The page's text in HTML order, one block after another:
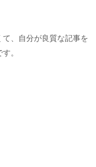
、自分が良質な記事を
。